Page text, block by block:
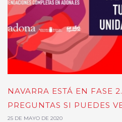
NAVARRA ESTÁ EN FASE
PREGUNTAS SI PUEDES
25 DE MAYO DE 2020